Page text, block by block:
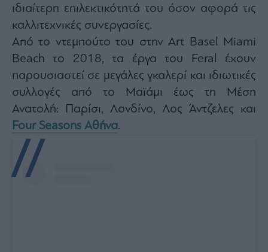
ιδιαίτερη επιλεκτικότητά του όσον αφορά τις
καλλιτεχνικές συνεργασίες.
Από το ντεμπούτο του στην Art Basel Miami
Beach το 2018, τα έργα του Feral έχουν
παρουσιαστεί σε μεγάλες γκαλερί και ιδιωτικές
συλλογές από το Μαϊάμι έως τη Μέση
Ανατολή: Παρίσι, Λονδίνο, Λος Άντζελες και
Four Seasons Αθήνα.